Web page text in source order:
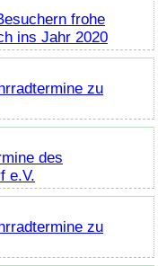
frohe
ins Jahr 2020
zu
des
e.V.
zu